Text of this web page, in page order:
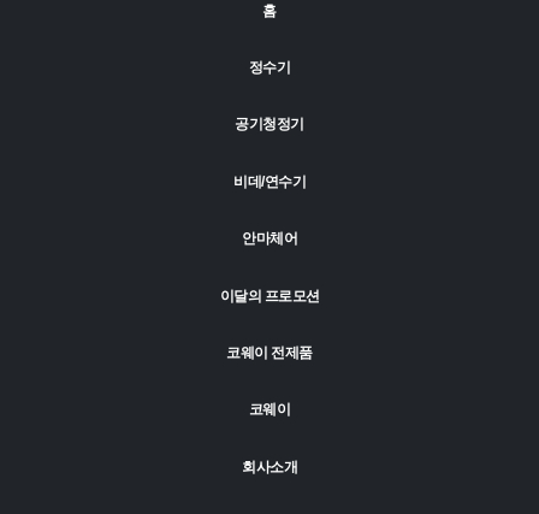
홈
정수기
공기청정기
비데/연수기
안마체어
이달의 프로모션
코웨이 전제품
코웨이
회사소개